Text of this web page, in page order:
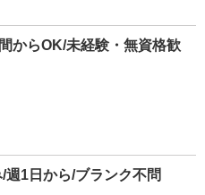
からOK/未経験・無資格歓
1日から/ブランク不問